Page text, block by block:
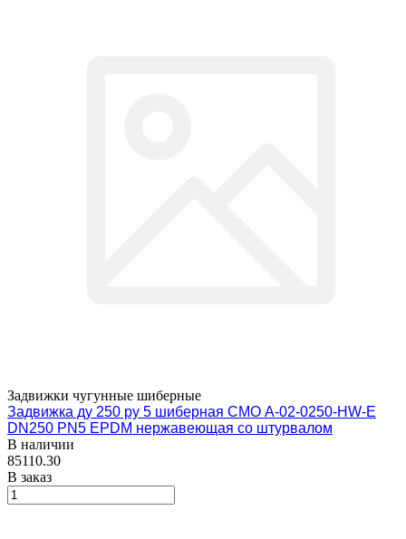
Задвижки чугунные шиберные
Задвижка ду 250 ру 5 шиберная СМО A-02-0250-HW-E
DN250 PN5 EPDM нержавеющая со штурвалом
В наличии
85110.30
В заказ